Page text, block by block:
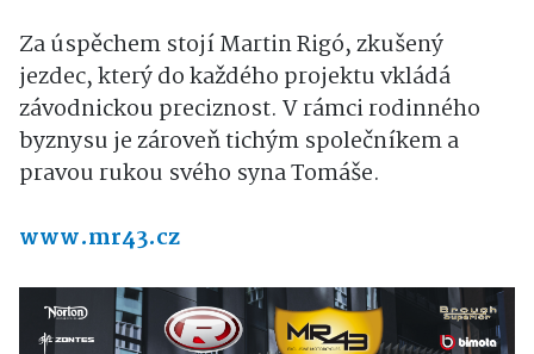
Za úspěchem stojí Martin Rigó, zkušený
jezdec, který do každého projektu vkládá
závodnickou preciznost. V rámci rodinného
byznysu je zároveň tichým společníkem a
pravou rukou svého syna Tomáše.
www.mr43.cz